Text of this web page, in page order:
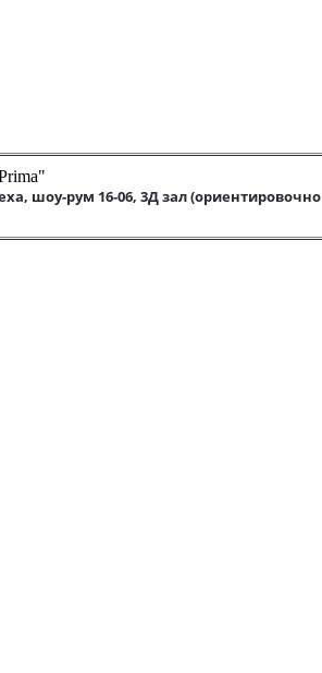
шоу-рум 16-06, 3Д зал (ориентировочно